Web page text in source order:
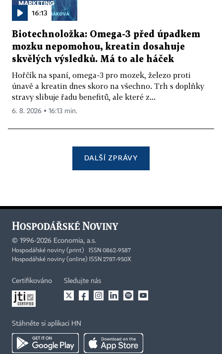
16:13
Biotechnoložka: Omega-3 před úpadkem
mozku nepomohou, kreatin dosahuje
skvělých výsledků. Má to ale háček
Hořčík na spaní, omega-3 pro mozek, železo proti
únavě a kreatin dnes skoro na všechno. Trh s doplňky
stravy slibuje řadu benefitů, ale které z...
6. 8. 2026 ▪ 16:13 min.
DALŠÍ ZPRÁVY
© 1996-2026 Economia, a.s.
Hospodářské noviny (print) ISSN 0862-9587
Hospodářské noviny (online) ISSN 2787-950X
Certifikováno Sledujte nás
Stáhněte si aplikaci HN